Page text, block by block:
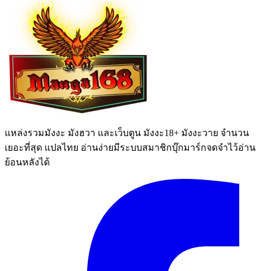
แหล่งรวมมังงะ มังฮวา และเว็บตูน มังงะ18+ มังงะวาย จำนวน
เยอะที่สุด แปลไทย อ่านง่ายมีระบบสมาชิกบุ๊กมาร์กจดจำไว้อ่าน
ย้อนหลังได้